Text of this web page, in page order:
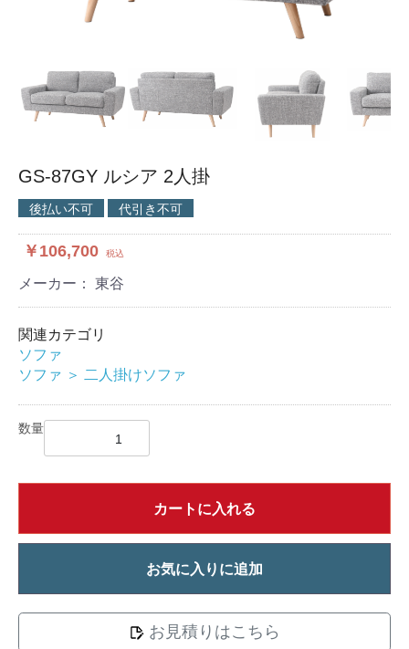
GS-87GY ルシア 2人掛
後払い不可 代引き不可
￥106,700 税込
メーカー： 東谷
関連カテゴリ
ソファ
ソファ ＞ 二人掛けソファ
数量
カートに入れる
お気に入りに追加
お見積りはこちら